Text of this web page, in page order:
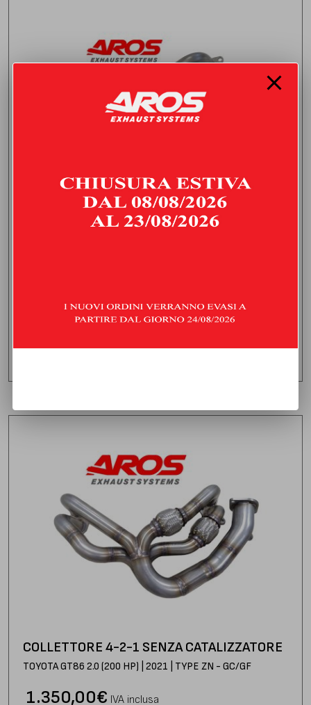
COLLETTORE 4-2-1 CON CATALIZZATORE
COLLETTORE 4-2-1 SENZA CATALIZZATORE
TOYOTA GT86 2.0 (200 HP) | 2021 | TYPE ZN - GC/GF
€
1.350,00 IVA inclusa